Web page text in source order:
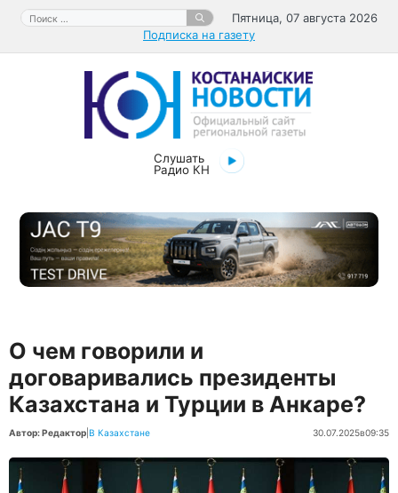
Перейти
содержимому
Поиск:
Пятница, 07 августа 2026
Подписка на газету
Слушать
Радио КН
О чем говорили и
договаривались президенты
Казахстана и Турции в Анкаре?
Автор: Редактор В Казахстане 30.07.2025в09:35